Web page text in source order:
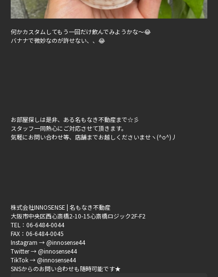
何かカスタムしてもう一回だけ飲んでみようかな～😂
バナナで微妙なのが許せない、、😂
お部屋探しは是非、ある名もなき不動産まで☆彡
スタッフ一同熱心にご対応させて頂きます。
気軽にお問い合わせ等、店舗までお越しくださいませヽ(^o^)丿
株式会社INNOSENSE | 名もなき不動産
大阪市中央区西心斎橋2-10-15心斎橋ロジック2F-F2
TEL：06-6484-0044
FAX：06-6484-0045
Instagram → @innosense44
Twitter → @innosense44
TikTok → @innosense44
SNSからのお問い合わせも随時可能です★